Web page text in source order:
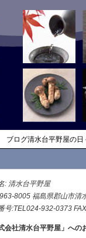
ブログ清水台平野屋の日
: 清水台平野屋
8005 福島県郡山市清
号:TEL024-932-0373
会社清水台平野屋」への